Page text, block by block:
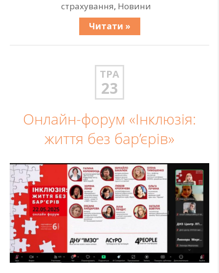
страхування, Новини
Читати »
ТРА
23
Онлайн-форум «Інклюзія:
життя без бар’єрів»